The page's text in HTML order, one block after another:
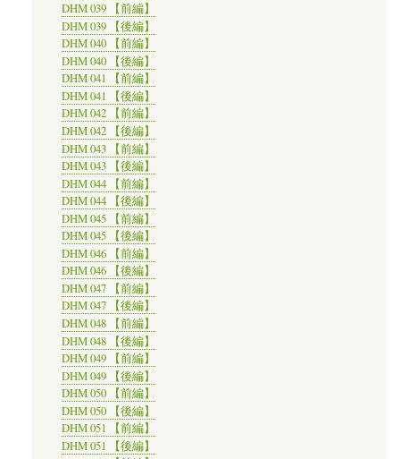
DHM 039 【前編】
DHM 039 【後編】
DHM 040 【前編】
DHM 040 【後編】
DHM 041 【前編】
DHM 041 【後編】
DHM 042 【前編】
DHM 042 【後編】
DHM 043 【前編】
DHM 043 【後編】
DHM 044 【前編】
DHM 044 【後編】
DHM 045 【前編】
DHM 045 【後編】
DHM 046 【前編】
DHM 046 【後編】
DHM 047 【前編】
DHM 047 【後編】
DHM 048 【前編】
DHM 048 【後編】
DHM 049 【前編】
DHM 049 【後編】
DHM 050 【前編】
DHM 050 【後編】
DHM 051 【前編】
DHM 051 【後編】